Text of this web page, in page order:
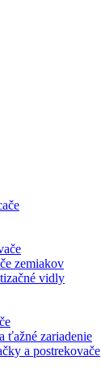
zemiakov
vidly
ťažné zariadenie
a postrekovače